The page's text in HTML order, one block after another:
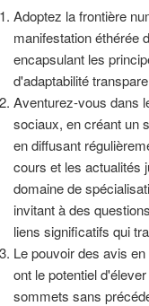
Adoptez la frontière
manifestation éthérée
encapsulant les
d'adaptabilité
Aventurez-vous dans
sociaux, en créant un
en diffusant
cours et les actualités
domaine de
invitant à des
liens significatifs qui
Le pouvoir des avis
ont le potentiel
sommets sans